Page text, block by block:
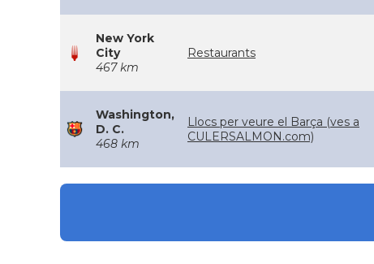
New York
City
467 km
Restaurants
Washington,
D. C.
468 km
Llocs per veure el Barça (ves a
CULERSALMON.com)